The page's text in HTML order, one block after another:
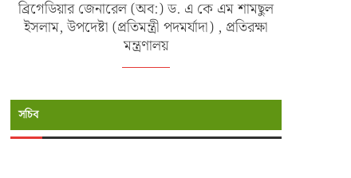
ব্রিগেডিয়ার জেনারেল (অব:) ড. এ কে এম শামছুল
ইসলাম, উপদেষ্টা (প্রতিমন্ত্রী পদমর্যাদা) , প্রতিরক্ষা
মন্ত্রণালয়
সচিব